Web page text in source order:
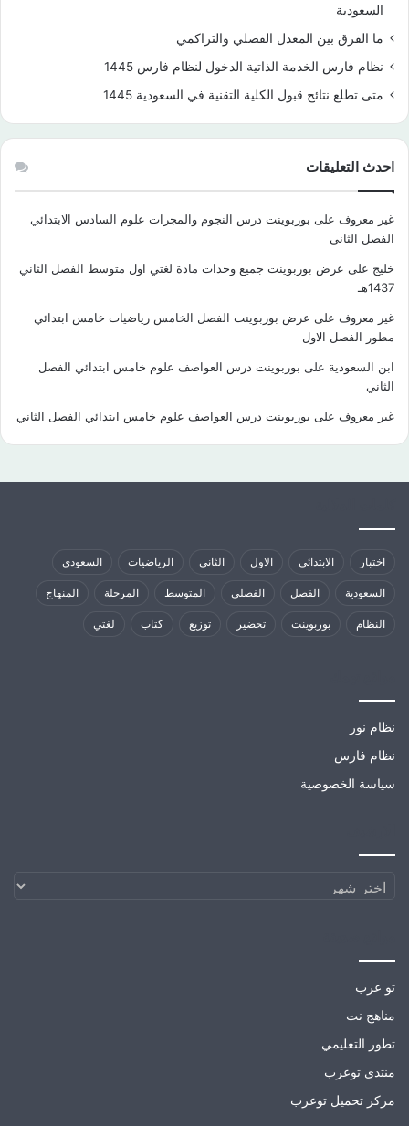
السعودية
ما الفرق بين المعدل الفصلي والتراكمي
نظام فارس الخدمة الذاتية الدخول لنظام فارس 1445
متى تطلع نتائج قبول الكلية التقنية في السعودية 1445
احدث التعليقات
غير معروف على بوربوينت درس النجوم والمجرات علوم السادس الابتدائي
الفصل الثاني
خليج على عرض بوربوينت جميع وحدات مادة لغتي اول متوسط الفصل الثاني
1437هـ
غير معروف على عرض بوربوينت الفصل الخامس رياضيات خامس ابتدائي
مطور الفصل الاول
ابن السعودية على بوربوينت درس العواصف علوم خامس ابتدائي الفصل
الثاني
غير معروف على بوربوينت درس العواصف علوم خامس ابتدائي الفصل الثاني
اختبار الابتدائي الاول الثاني الرياضيات السعودي
السعودية الفصل الفصلي المتوسط المرحلة المنهاج
النظام بوربوينت تحضير توزيع كتاب لغتي
نظام نور
نظام فارس
سياسة الخصوصية
الارشيف
تو عرب
مناهج نت
تطور التعليمي
منتدى توعرب
مركز تحميل توعرب